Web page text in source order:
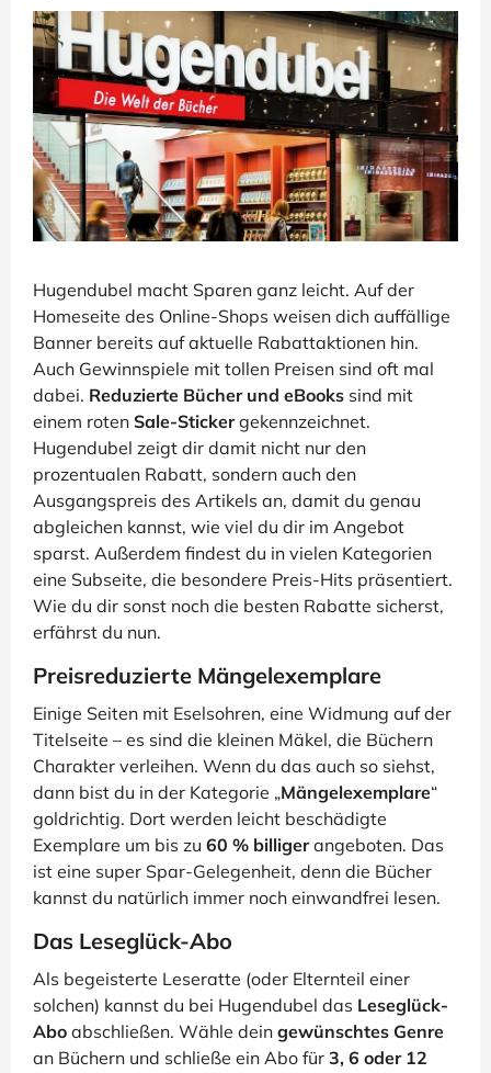
Hugendubel macht Sparen ganz leicht. Auf der
Homeseite des Online-Shops weisen dich auffällige
Banner bereits auf aktuelle Rabattaktionen hin.
Auch Gewinnspiele mit tollen Preisen sind oft mal
dabei. Reduzierte Bücher und eBooks sind mit
einem roten Sale-Stickergekennzeichnet.
Hugendubel zeigt dir damit nicht nur den
prozentualen Rabatt, sondern auch den
Ausgangspreis des Artikels an, damit du genau
abgleichen kannst, wie viel du dir im Angebot
sparst. Außerdem findest du in vielen Kategorien
eine Subseite, die besondere Preis-Hits präsentiert.
Wie du dir sonst noch die besten Rabatte sicherst,
erfährst du nun.
Preisreduzierte Mängelexemplare
Einige Seiten mit Eselsohren, eine Widmung auf der
Titelseite – es sind die kleinen Mäkel, die Büchern
Charakter verleihen. Wenn du das auch so siehst,
dann bist du in der Kategorie „Mängelexemplare“
goldrichtig. Dort werden leicht beschädigte
Exemplare um bis zu 60 % billigerangeboten. Das
ist eine super Spar-Gelegenheit, denn die Bücher
kannst du natürlich immer noch einwandfrei lesen.
Das Leseglück-Abo
Als begeisterte Leseratte (oder Elternteil einer
solchen) kannst du bei Hugendubel das Leseglück-
Abo abschließen. Wähle dein gewünschtes Genre
an Büchern und schließe ein Abo für 3, 6 oder 12